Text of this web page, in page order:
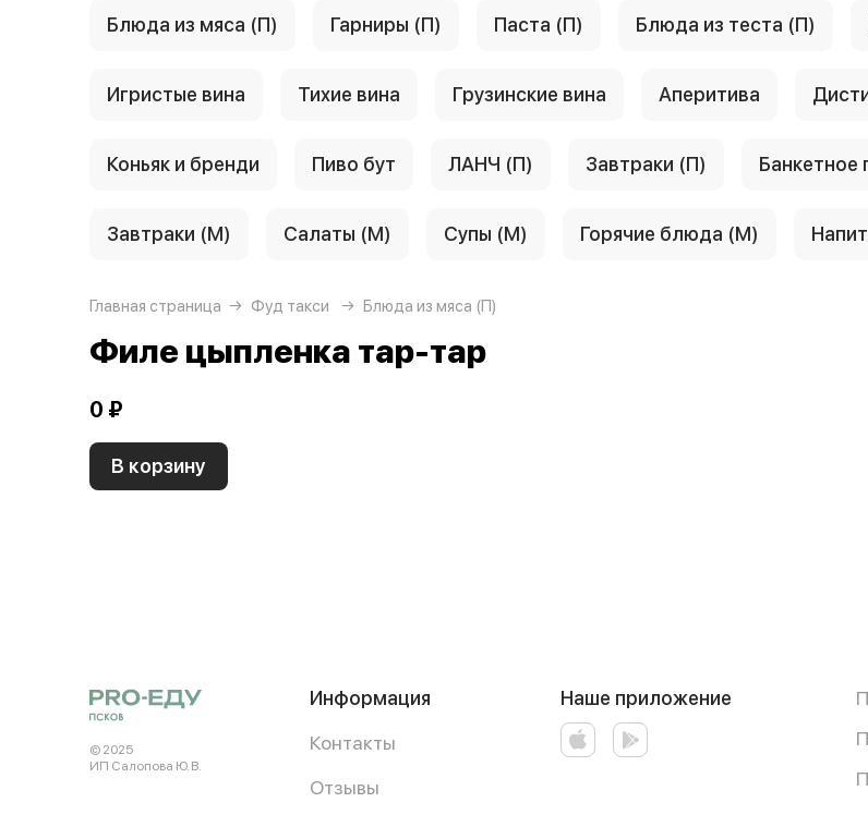
Блюда из мяса (П) Гарниры (П) Паста (П) Блюда из теста (П)
Игристые вина Тихие вина Грузинские вина Аперитива
Коньяк и бренди Пиво бут ЛАНЧ (П) Завтраки (П) Банкетное
Завтраки (М) Салаты (М) Супы (М) Горячие блюда (М)
Главная страница Фуд такси Блюда из мяса (П)
Филе цыпленка тар-тар
0 ₽
В корзину
© 2025
ИП Салопова Ю. В.
Информация
Контакты
Отзывы
Наше приложение